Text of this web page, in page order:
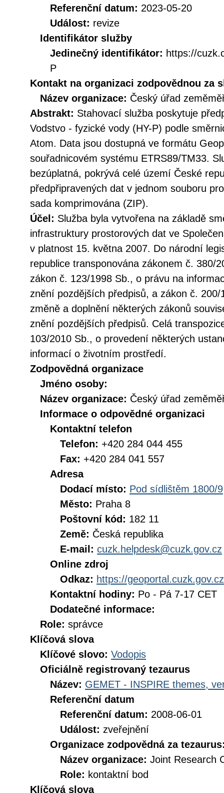
Referenční datum: 2023-05-20
Událost: revize
Identifikátor služby
Jedinečný identifikátor: https://
P
Kontakt na organizaci zodpovědnou za
Název organizace: Český úřad
Abstrakt: Stahovací služba poskytuje
Vodstvo - fyzické vody (HY-P) podle
Atom. Data jsou dostupná ve formátu
souřadnicovém systému ETRS89/TM33.
bezúplatná, pokrývá celé území České
předpřipravených dat v jednom souboru
sada komprimována (ZIP).
Účel: Služba byla vytvořena na základě
infrastruktury prostorových dat ve
v platnost 15. května 2007. Do národní
republice transponována zákonem č. 380/
zákon č. 123/1998 Sb., o právu na
znění pozdějších předpisů, a zákon č.
změně a doplnění některých zákonů
znění pozdějších předpisů. Celá
103/2010 Sb., o provedení některých
informací o životním prostředí.
Zodpovědná organizace
Jméno osoby:
Název organizace: Český úřad
Informace o odpovědné organizaci
Kontaktní telefon
Telefon: +420 284 044 455
Fax: +420 284 041 557
Adresa
Dodací místo: Pod sídlištěm 1800/9
Město: Praha 8
Poštovní kód: 182 11
Země: Česká republika
E-mail: cuzk.helpdesk@cuzk.gov.cz
Online zdroj
Odkaz: https://geoportal.cuzk.gov.cz
Kontaktní hodiny: Po - Pá 7-17 CET
Dodatečné informace:
Role: správce
Klíčová slova
Klíčové slovo: Vodopis
Oficiálně registrovaný tezaurus
Název: GEMET - INSPIRE themes,
Referenční datum
Referenční datum: 2008-06-01
Událost: zveřejnění
Organizace zodpovědná za
Název organizace: Joint Research
Role: kontaktní bod
Klíčová slova